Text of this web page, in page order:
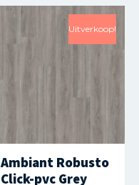
Uitverkoop!
Ambiant Robusto
Click-pvc Grey